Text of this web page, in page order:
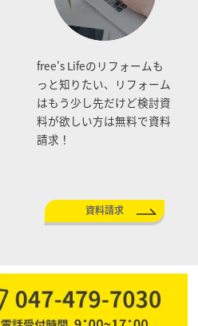
free's Lifeのリフォームも
っと知りたい、リフォーム
はもう少し先だけど検討資
料が欲しい方は無料で資料
請求！
資料請求